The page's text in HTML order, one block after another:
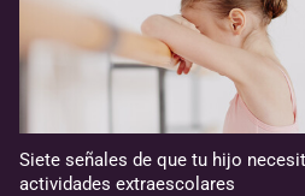
Siete señales de que tu hijo
actividades extraescolares